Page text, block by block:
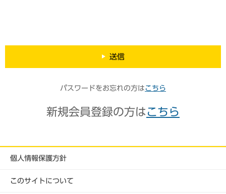
送信
パスワードをお忘れの方は こちら
新規会員登録の方は こちら
個人情報保護方針
このサイトについて